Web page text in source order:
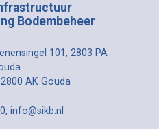
Bodembeheer
101, 2803 PA
AK Gouda
info@sikb.nl